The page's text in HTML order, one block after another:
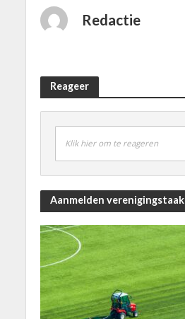
Redactie
Reageer
Klik hier om te reageren
Aanmelden verenigingstaak